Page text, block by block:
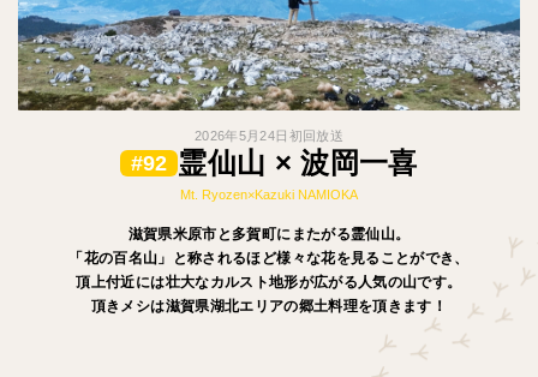
2026年5月24日初回放送
#92 霊仙山 × 波岡一喜
Mt. Ryozen×Kazuki NAMIOKA
滋賀県米原市と多賀町にまたがる霊仙山。
「花の百名山」と称されるほど様々な花を見ることができ、
頂上付近には壮大なカルスト地形が広がる人気の山です。
頂きメシは滋賀県湖北エリアの郷土料理を頂きます！